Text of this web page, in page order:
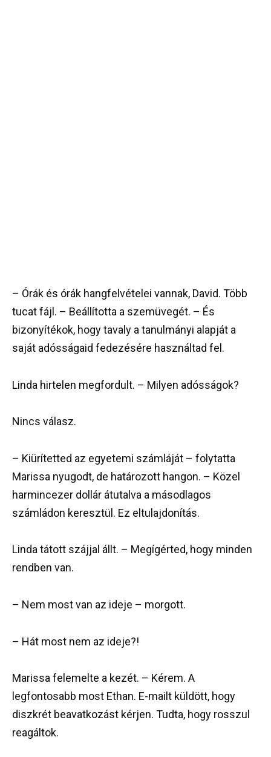
– Órák és órák hangfelvételei vannak, David. Több
tucat fájl. – Beállította a szemüvegét. – És
bizonyítékok, hogy tavaly a tanulmányi alapját a
saját adósságaid fedezésére használtad fel.
Linda hirtelen megfordult. – Milyen adósságok?
Nincs válasz.
– Kiürítetted az egyetemi számláját – folytatta
Marissa nyugodt, de határozott hangon. – Közel
harmincezer dollár átutalva a másodlagos
számládon keresztül. Ez eltulajdonítás.
Linda tátott szájjal állt. – Megígérted, hogy minden
rendben van.
– Nem most van az ideje – morgott.
– Hát most nem az ideje?!
Marissa felemelte a kezét. – Kérem. A
legfontosabb most Ethan. E-mailt küldött, hogy
diszkrét beavatkozást kérjen. Tudta, hogy rosszul
reagáltok.